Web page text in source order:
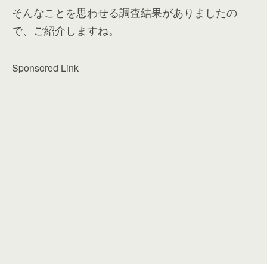
そんなことを思わせる調査結果がありましたの
で、ご紹介しますね。
Sponsored Link